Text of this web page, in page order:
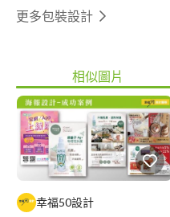
更多包裝設計
相似圖片
幸福50設計